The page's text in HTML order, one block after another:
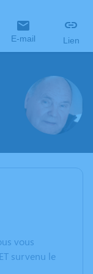
E-mail Lien
vous
survenu le